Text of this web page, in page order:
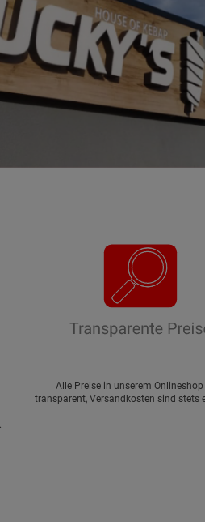
Alle Preise in unserem
transparent, Versandkosten sind stets